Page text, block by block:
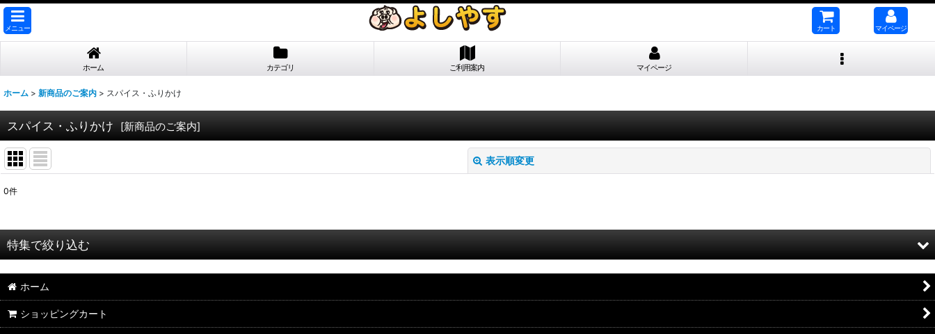
メニュー カート マイページ
ホーム カテゴリ ご利用案内 マイページ
ホーム > 新商品のご案内 > スパイス・ふりかけ
スパイス・ふりかけ [新商品のご案内]
表示順変更
並び順 :
絞り込む
0件
特集で絞り込む
【業務用 お取引先様専用】
よしやす歳末市
ホーム
ショッピングカート